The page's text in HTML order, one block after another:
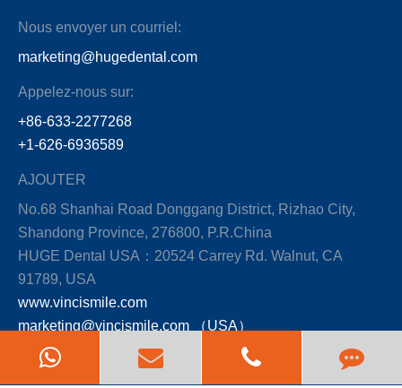
Nous envoyer un courriel:
marketing@hugedental.com
Appelez-nous sur:
+86-633-2277268
+1-626-6936589
AJOUTER
No.68 Shanhai Road Donggang District, Rizhao City,
Shandong Province, 276800, P.R.China
HUGE Dental USA：20524 Carrey Rd. Walnut, CA
91789, USA
www.vincismile.com
marketing@vincismile.com （USA）
HUGE Dental Singapore: 987 Serangoon Road
Singapore (328147)